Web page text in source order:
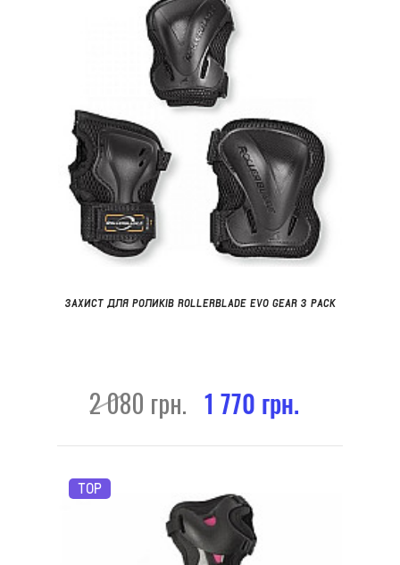
ЗАХИСТ ДЛЯ РОЛИКІВ ROLLERBLADE EVO GEAR 3 PACK
2 080 грн. 1 770 грн.
TOP